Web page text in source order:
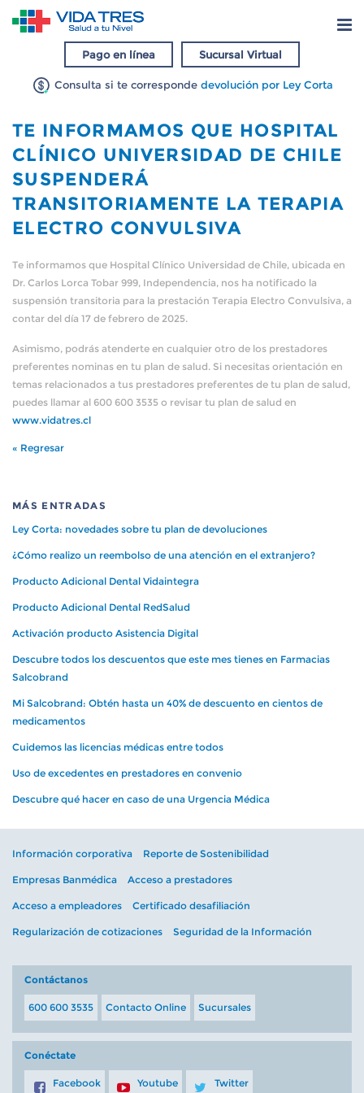
Pago en línea Sucursal Virtual
Consulta si te corresponde devolución por Ley Corta
TE INFORMAMOS QUE HOSPITAL
CLÍNICO UNIVERSIDAD DE CHILE
SUSPENDERÁ
TRANSITORIAMENTE LA TERAPIA
ELECTRO CONVULSIVA
Te informamos que Hospital Clínico Universidad de Chile, ubicada en
Dr. Carlos Lorca Tobar 999, Independencia, nos ha notificado la
suspensión transitoria para la prestación Terapia Electro Convulsiva, a
contar del día 17 de febrero de 2025.
Asimismo, podrás atenderte en cualquier otro de los prestadores
preferentes nominas en tu plan de salud. Si necesitas orientación en
temas relacionados a tus prestadores preferentes de tu plan de salud,
puedes llamar al 600 600 3535 o revisar tu plan de salud en
www.vidatres.cl
« Regresar
MÁS ENTRADAS
Ley Corta: novedades sobre tu plan de devoluciones
¿Cómo realizo un reembolso de una atención en el extranjero?
Producto Adicional Dental Vidaintegra
Producto Adicional Dental RedSalud
Activación producto Asistencia Digital
Descubre todos los descuentos que este mes tienes en Farmacias
Salcobrand
Mi Salcobrand: Obtén hasta un 40% de descuento en cientos de
medicamentos
Cuidemos las licencias médicas entre todos
Uso de excedentes en prestadores en convenio
Descubre qué hacer en caso de una Urgencia Médica
Información corporativa Reporte de Sostenibilidad
Empresas Banmédica Acceso a prestadores
Acceso a empleadores Certificado desafiliación
Regularización de cotizaciones Seguridad de la Información
Contáctanos
600 600 3535 Contacto Online Sucursales
Conéctate
Facebook Youtube Twitter